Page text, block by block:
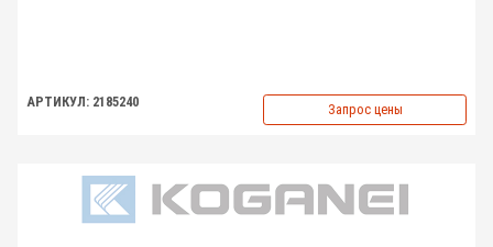
АРТИКУЛ: 2185240 Запрос цены